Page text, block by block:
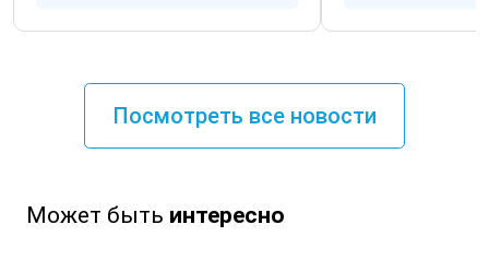
Посмотреть все новости
Может быть интересно